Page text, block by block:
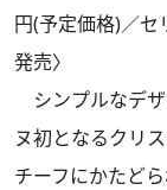
円(予定価格)／
発売〉
シンプルなデ
ヌ初となるクリ
チーフにかたど